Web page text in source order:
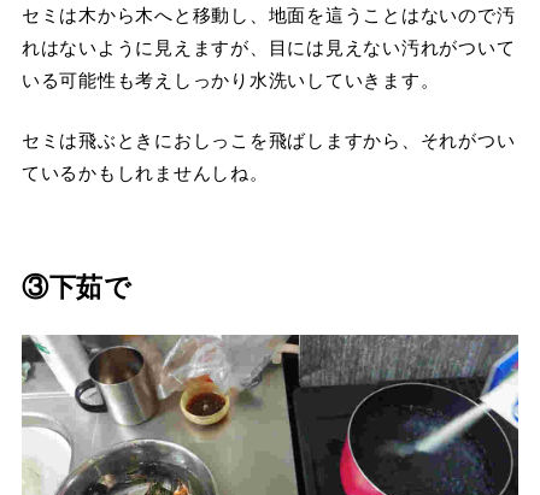
セミは木から木へと移動し、地面を這うことはないので汚
れはないように見えますが、目には見えない汚れがついて
いる可能性も考えしっかり水洗いしていきます。
セミは飛ぶときにおしっこを飛ばしますから、それがつい
ているかもしれませんしね。
③下茹で